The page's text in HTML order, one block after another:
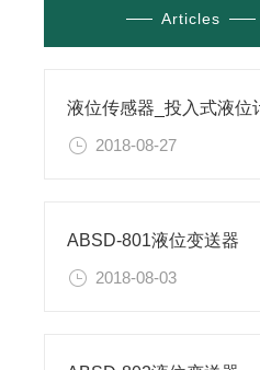
Articles
2018-08-27
ABSD-801液位变送器
2018-08-03